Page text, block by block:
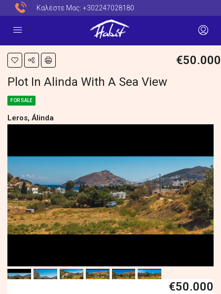
Καλέστε Μας: +302247028180
€50.000
Plot In Alinda With A Sea View
FOR SALE
Leros, Álinda
€50.000